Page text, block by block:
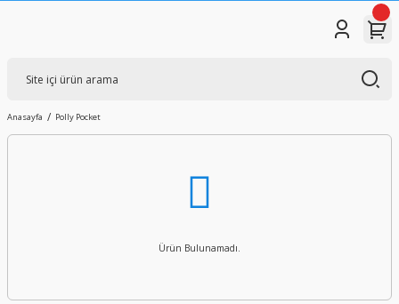
Anasayfa Polly Pocket
Ürün Bulunamadı.